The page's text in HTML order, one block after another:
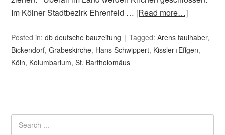
Im Kölner Stadtbezirk Ehrenfeld … [Read more…]
Posted in:db deutsche bauzeitung Tagged:Arens faulhaber,
Bickendorf,Grabeskirche, Hans Schwippert, Kissler+Effgen,
Köln, Kolumbarium,St. Bartholomäus